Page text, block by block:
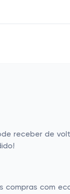
receber de
com